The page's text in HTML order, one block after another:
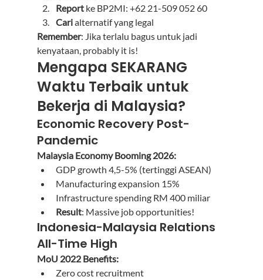
Report ke BP2MI: +62 21-509 052 60
Cari alternatif yang legal
Remember: Jika terlalu bagus untuk jadi
kenyataan, probably it is!
Mengapa SEKARANG
Waktu Terbaik untuk
Bekerja di Malaysia?
Economic Recovery Post-
Pandemic
Malaysia Economy Booming 2026:
GDP growth 4,5-5% (tertinggi ASEAN)
Manufacturing expansion 15%
Infrastructure spending RM 400 miliar
Result: Massive job opportunities!
Indonesia-Malaysia Relations
All-Time High
MoU 2022 Benefits:
Zero cost recruitment